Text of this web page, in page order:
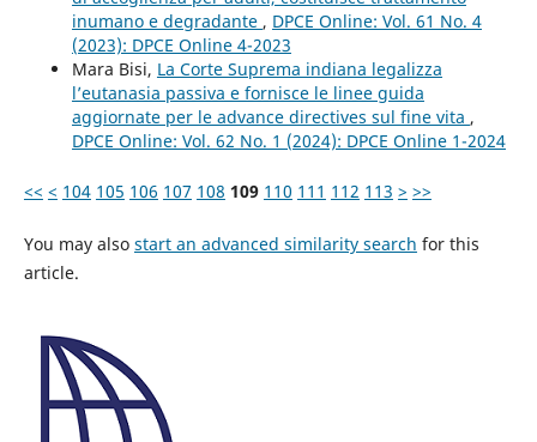
inumano e degradante , DPCE Online: Vol. 61 No. 4
(2023): DPCE Online 4-2023
Mara Bisi, La Corte Suprema indiana legalizza
l’eutanasia passiva e fornisce le linee guida
aggiornate per le advance directives sul fine vita ,
DPCE Online: Vol. 62 No. 1 (2024): DPCE Online 1-2024
<< < 104 105 106 107 108 109 110 111 112 113 > >>
You may also start an advanced similarity search for this
article.